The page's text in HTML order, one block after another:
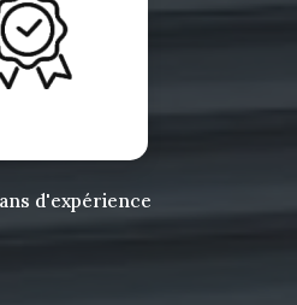
d'expérience